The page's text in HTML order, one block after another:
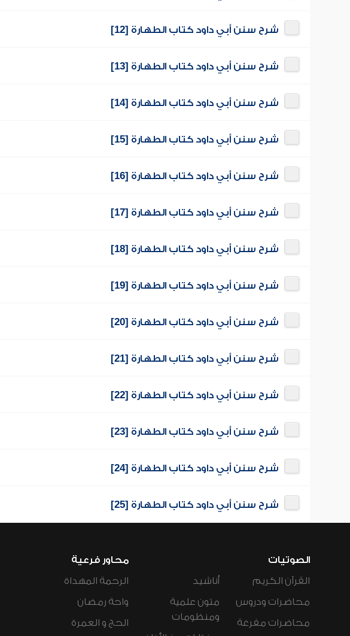
شرح سنن أبي داود كتاب الطهارة [12]
شرح سنن أبي داود كتاب الطهارة [13]
شرح سنن أبي داود كتاب الطهارة [14]
شرح سنن أبي داود كتاب الطهارة [15]
شرح سنن أبي داود كتاب الطهارة [16]
شرح سنن أبي داود كتاب الطهارة [17]
شرح سنن أبي داود كتاب الطهارة [18]
شرح سنن أبي داود كتاب الطهارة [19]
شرح سنن أبي داود كتاب الطهارة [20]
شرح سنن أبي داود كتاب الطهارة [21]
شرح سنن أبي داود كتاب الطهارة [22]
شرح سنن أبي داود كتاب الطهارة [23]
شرح سنن أبي داود كتاب الطهارة [24]
شرح سنن أبي داود كتاب الطهارة [25]
الصوتيات
القرآن الكريم
محاضرات ودروس
محاضرات مفرغة
أناشيد
متون علمية
ومنظومات
محاور فرعية
الرحمة المهداة
واحة رمضان
الحج و العمرة